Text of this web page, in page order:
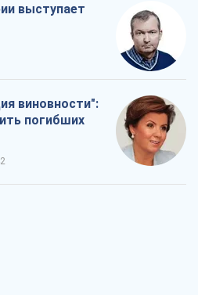
выступает
виновности":
погибших